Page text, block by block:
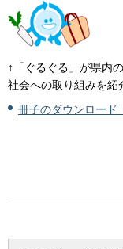
↑「ぐるぐる」が県内
社会への取り組みを紹
冊子のダウンロード